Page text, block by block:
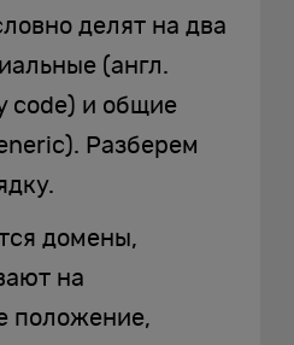
делят на два
(англ.
code) и общие
Разберем
домены,
на
положение,